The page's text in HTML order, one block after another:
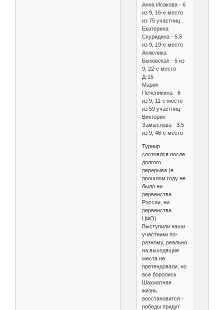
Анна Исакова - 6
из 9, 16-е место
из 75 участниц
Екатерина
Скуридина - 5.5
из 9, 19-е место
Анжелика
Быковская - 5 из
9, 22-е место
Д-15
Мария
Печеникина - 6
из 9, 11-е место
из 59 участниц
Виктория
Замыслова - 3.5
из 9, 46-е место
Турнир
состоялся после
долгого
перерыва (в
прошлом году не
было ни
первенства
России, ни
первенства
ЦФО)
Выступили наши
участники по-
разному, реально
на выходящие
места не
претендовали, но
все боролись
Шахматная
жизнь
восстановится -
победы придут